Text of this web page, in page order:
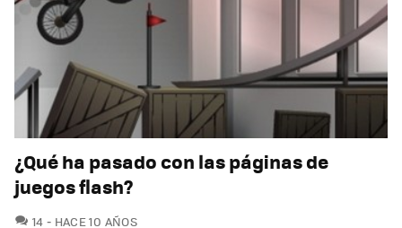
¿Qué ha pasado con las páginas de
juegos flash?
14 COMENTARIOS
HACE 10 AÑOS